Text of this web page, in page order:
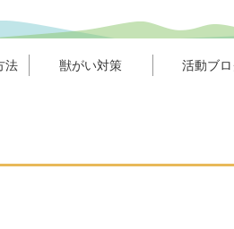
法 獣がい対策 活動ブ